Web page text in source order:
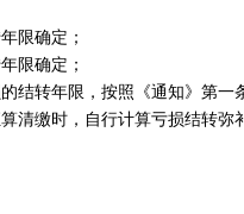
限确定；
限确定；
转年限，按照《通知》第一
缴时，自行计算亏损结转弥